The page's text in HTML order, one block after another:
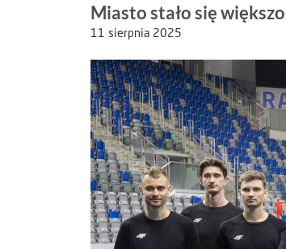
Miasto stało się
11 sierpnia 2025